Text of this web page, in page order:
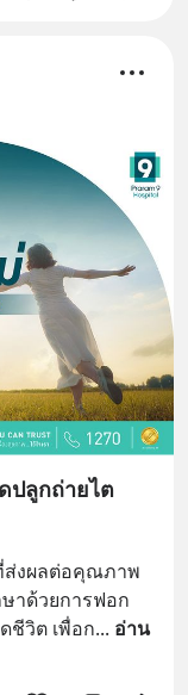
ปลูกถ่ายไต
ส่งผลต่อคุณภาพ
าด้วยการฟอก
ชีวิต เพื่อก... อ่าน